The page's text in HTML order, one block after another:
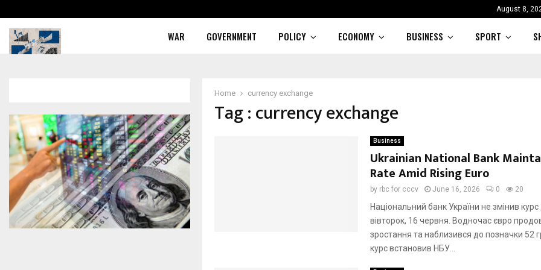
August 8,
WAR GOVERNMENT POLICY ECONOMY BUSINESS SPORT
Home currency exchange
Tag : currency exchange
Business
Ukrainian National Bank
Rate Amid Rising Euro
by rbc for cccv June 16, 2026 0 20
Національний банк України не змінив
вівторок, 16 червня. Водночас євро
зростання та наблизився до позначки 52
курс встановив НБУ...